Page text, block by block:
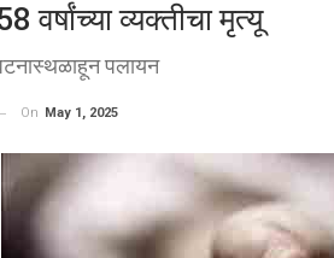
व्यक्तीचा मृत्यू
पलायन
On May 1, 2025